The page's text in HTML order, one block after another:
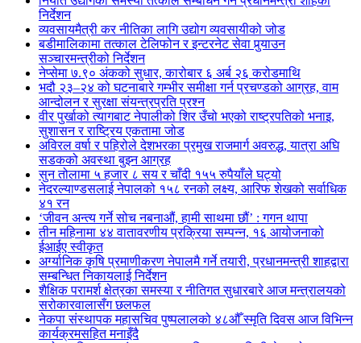
निर्देशन
व्यवसायमैत्री कर नीतिका लागि उद्योग व्यवसायीको जोड
बडीमालिकामा तत्काल टेलिफोन र इन्टरनेट सेवा पुर्‍याउन
सञ्चारमन्त्रीको निर्देशन
नेप्सेमा ७.९० अंकको सुधार, कारोबार ६ अर्ब २६ करोडमाथि
भदौ २३–२४ को घटनाबारे गम्भीर समीक्षा गर्न प्रचण्डको आग्रह, वाम
आन्दोलन र सुरक्षा संयन्त्रप्रति प्रश्न
वीर पुर्खाको त्यागबाट नेपालीको शिर उँचो भएको राष्ट्रपतिको भनाइ,
सुशासन र राष्ट्रिय एकतामा जोड
अविरल वर्षा र पहिरोले देशभरका प्रमुख राजमार्ग अवरुद्ध, यात्रा अघि
सडकको अवस्था बुझ्न आग्रह
सुन तोलामा ५ हजार ८ सय र चाँदी १५५ रुपैयाँले घट्यो
नेदरल्याण्डसलाई नेपालको १५८ रनको लक्ष्य, आरिफ शेखको सर्वाधिक
४१ रन
‘जीवन अन्त्य गर्ने सोच नबनाऔं, हामी साथमा छौं’ : गगन थापा
तीन महिनामा ४४ वातावरणीय प्रक्रिया सम्पन्न, १६ आयोजनाको
ईआईए स्वीकृत
अर्ग्यानिक कृषि प्रमाणीकरण नेपालमै गर्ने तयारी, प्रधानमन्त्री शाहद्वारा
सम्बन्धित निकायलाई निर्देशन
शैक्षिक परामर्श क्षेत्रका समस्या र नीतिगत सुधारबारे आज मन्त्रालयको
सरोकारवालासँग छलफल
नेकपा संस्थापक महासचिव पुष्पलालको ४८औँ स्मृति दिवस आज विभिन्न
कार्यक्रमसहित मनाइँदै